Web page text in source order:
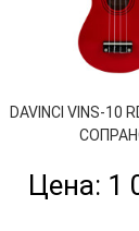
DAVINCI VINS-10
Цена: 1